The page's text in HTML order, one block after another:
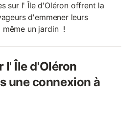
sur l' Île d'Oléron offrent la
d'emmener leurs
même un jardin !
l' Île d'Oléron
une connexion à